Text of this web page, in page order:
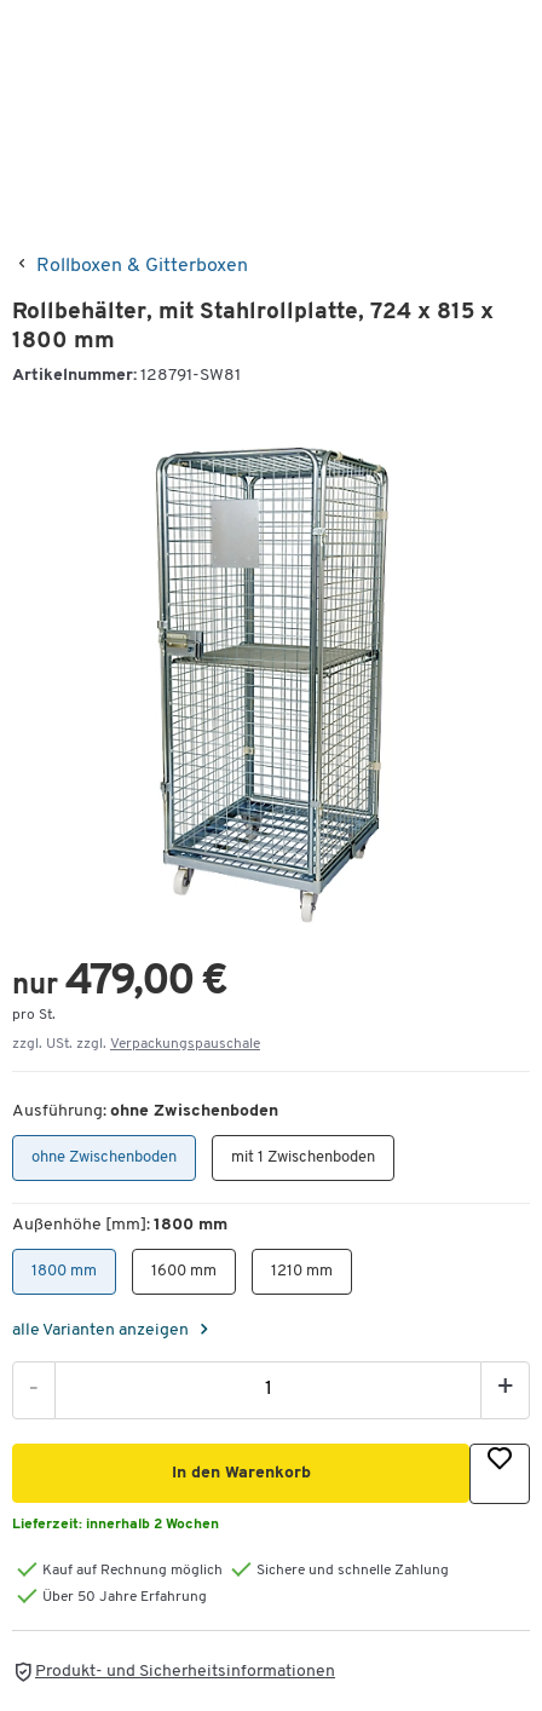
Rollboxen & Gitterboxen
Rollbehälter, mit Stahlrollplatte, 724 x 815 x
1800 mm
Artikelnummer: 128791-SW81
nur 479,00 €
pro St.
zzgl. USt. zzgl. Verpackungspauschale
Ausführung: ohne Zwischenboden
ohne Zwischenboden mit 1 Zwischenboden
Außenhöhe [mm]: 1800 mm
1800 mm 1600 mm 1210 mm
alle Varianten anzeigen
- +
In den Warenkorb
Lieferzeit: innerhalb 2 Wochen
Kauf auf Rechnung möglich
Sichere und schnelle Zahlung
Über 50 Jahre Erfahrung
Produkt- und Sicherheitsinformationen